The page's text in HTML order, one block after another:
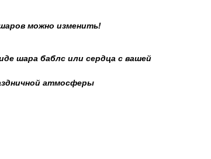
можно изменить!
шара баблс или сердца с вашей
атмосферы